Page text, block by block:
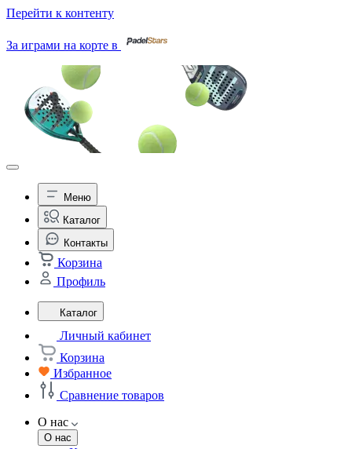
Перейти к контенту
За играми на корте в
Меню
Каталог
Контакты
Корзина
Профиль
Каталог
Личный кабинет
Корзина
Избранное
Сравнение товаров
О нас
О нас